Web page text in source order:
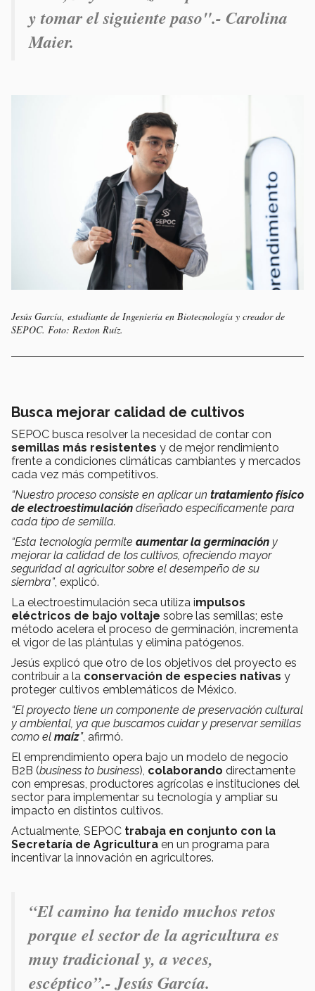
y tomar el siguiente paso".- Carolina
Maier.
Jesús García, estudiante de Ingeniería en Biotecnología y creador de
SEPOC. Foto: Rexton Ruíz.
Busca mejorar calidad de cultivos
SEPOC busca resolver la necesidad de contar con
semillas más resistentes y de mejor rendimiento
frente a condiciones climáticas cambiantes y mercados
cada vez más competitivos.
“Nuestro proceso consiste en aplicar un tratamiento físico
de electroestimulación diseñado específicamente para
cada tipo de semilla.
“Esta tecnología permite aumentar la germinación y
mejorar la calidad de los cultivos, ofreciendo mayor
seguridad al agricultor sobre el desempeño de su
siembra”, explicó.
La electroestimulación seca utiliza impulsos
eléctricos de bajo voltaje sobre las semillas; este
método acelera el proceso de germinación, incrementa
el vigor de las plántulas y elimina patógenos.
Jesús explicó que otro de los objetivos del proyecto es
contribuir a la conservación de especies nativas y
proteger cultivos emblemáticos de México.
“El proyecto tiene un componente de preservación cultural
y ambiental, ya que buscamos cuidar y preservar semillas
como el maíz”, afirmó.
El emprendimiento opera bajo un modelo de negocio
B2B (business to business), colaborando directamente
con empresas, productores agrícolas e instituciones del
sector para implementar su tecnología y ampliar su
impacto en distintos cultivos.
Actualmente, SEPOC trabaja en conjunto con la
Secretaría de Agricultura en un programa para
incentivar la innovación en agricultores.
“El camino ha tenido muchos retos
porque el sector de la agricultura es
muy tradicional y, a veces,
escéptico”.- Jesús García.